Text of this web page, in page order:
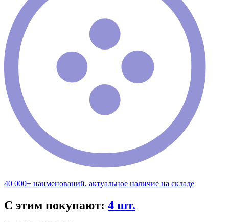
40 000+ наименований, актуальное наличие на складе
С этим покупают: 4 шт.